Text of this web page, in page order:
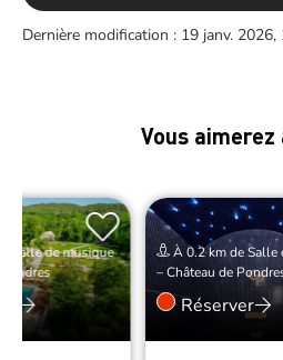
Dernière modification : 19 janv. 2026,
Vous
Salle de musique
À 0.2 km de Salle
– Château de
Réserver